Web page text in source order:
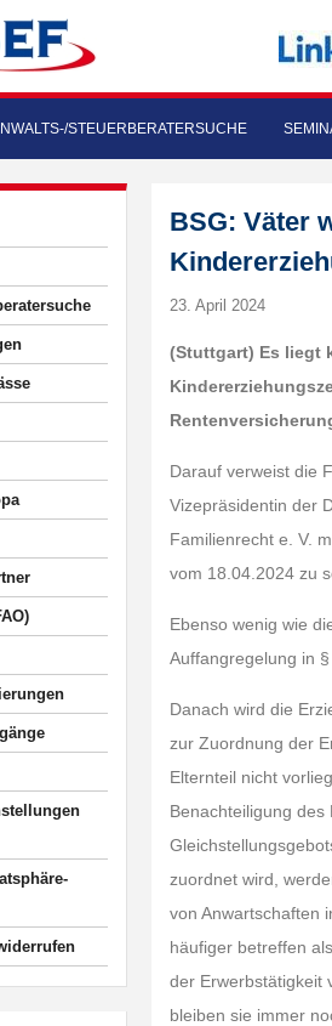
STEUERBERATERSUCHE
BSG: Väter
23. April 2024
(Stuttgart) Es liegt
Darauf verweist die
Vizepräsidentin der
Familienrecht e. V.
vom 18.04.2024 zu
Ebenso wenig wie
Auffangregelung in §
Danach wird die
zur Zuordnung der
Elternteil nicht
Benachteiligung
zuordnet wird,
von Anwartschaften
häufiger betreffen
der Erwerbstätigkeit
bleiben sie immer